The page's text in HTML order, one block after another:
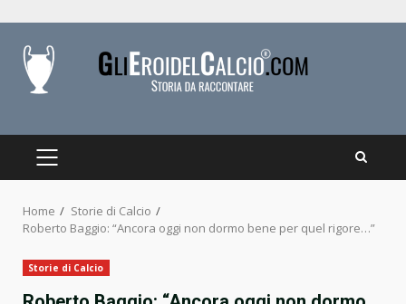
content
PRIMARY
Home
Storie di Calcio
Roberto Baggio: “Ancora oggi non dormo bene per quel rigore…”
Storie di Calcio